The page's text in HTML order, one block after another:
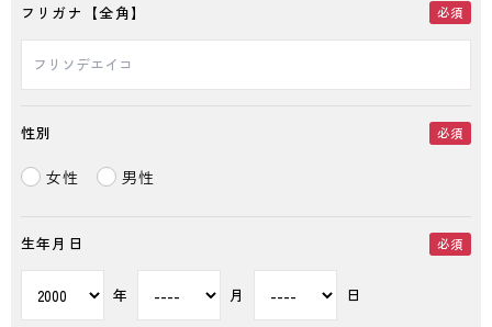
フリガナ【全角】 必須
性別 必須
女性 男性
生年月日 必須
年 月 日